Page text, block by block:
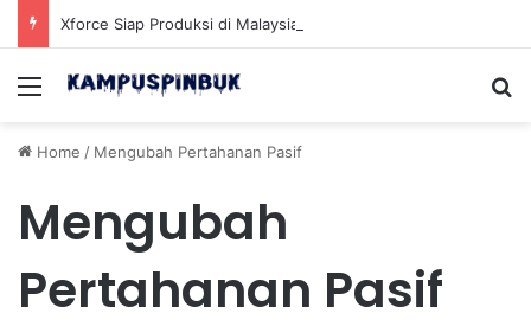
Menu
Home / Mengubah Pertahanan Pasif
Mengubah
Pertahanan Pasif